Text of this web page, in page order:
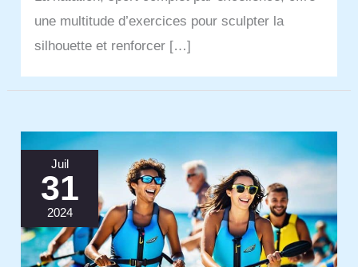
une multitude d’exercices pour sculpter la
silhouette et renforcer […]
Juil
31
2024